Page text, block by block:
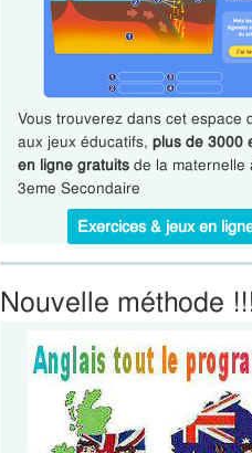
Vous trouverez dans cet espace
aux jeux éducatifs, plus de 3000
en ligne gratuitsde la maternelle
3eme Secondaire
Exercices & jeux en
Nouvelle méthode